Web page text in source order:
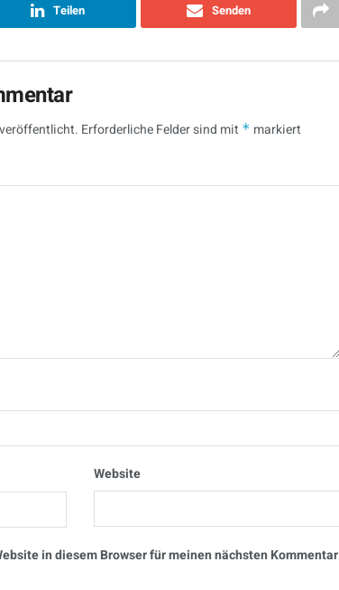
Teilen Senden
Erforderliche Felder sind mit * markiert
Website
in diesem Browser für meinen nächsten Kommentar